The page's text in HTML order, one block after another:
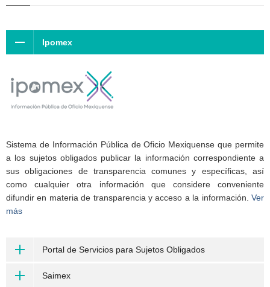
Ipomex
Sistema de Información Pública de Oficio Mexiquense que permite
a los sujetos obligados publicar la información correspondiente a
sus obligaciones de transparencia comunes y específicas, así
como cualquier otra información que considere conveniente
difundir en materia de transparencia y acceso a la información. Ver
más
Portal de Servicios para Sujetos Obligados
Saimex